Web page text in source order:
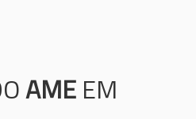
AME EM